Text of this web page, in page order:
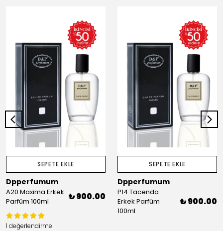
SEPETE EKLE
Dpperfumum
A20 Maxima Erkek
Parfüm 100ml
₺ 900.00
1 değerlendirme
SEPETE EKLE
Dpperfumum
P14 Tacenda
Erkek Parfüm
100ml
₺ 900.00